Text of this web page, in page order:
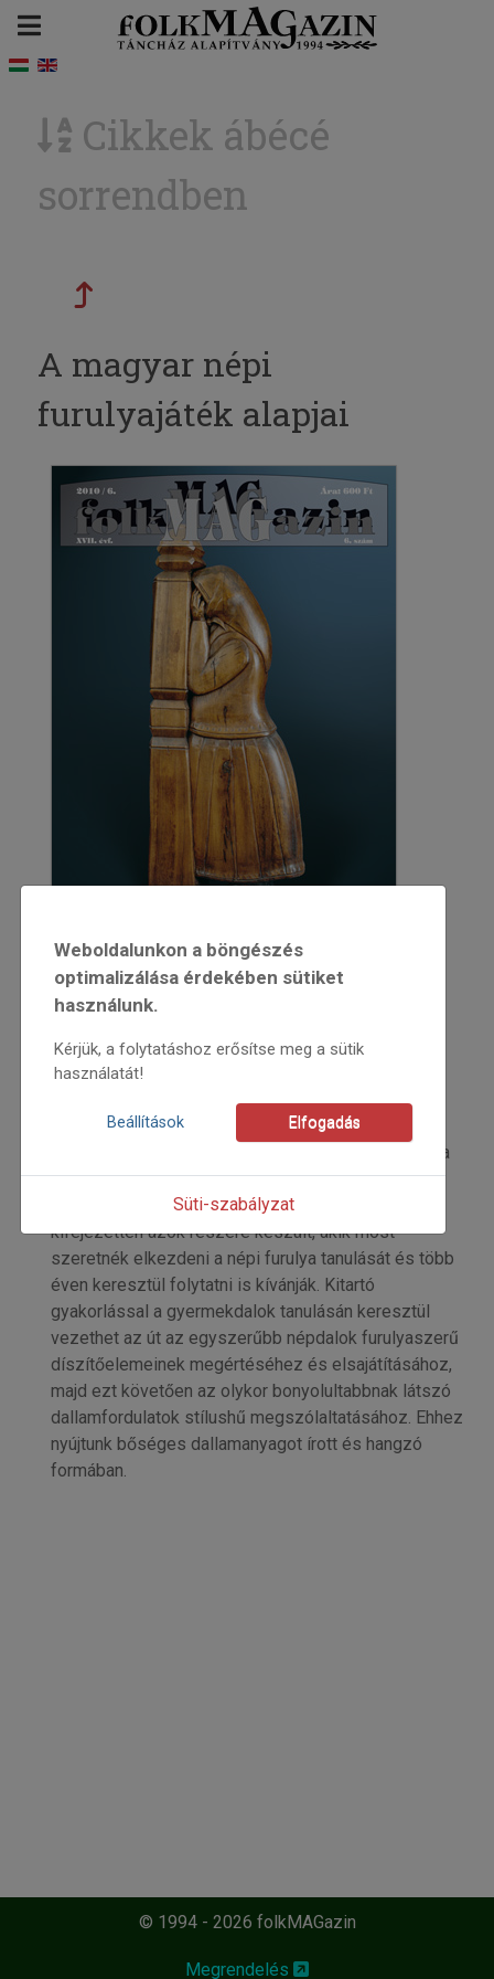
Cikkek ábécé
sorrendben
A magyar népi
furulyajáték alapjai
2010
Balogh Sándor
Kezdőoldal: 45
Napjainkra számos művészeti iskolában tanulható a
népi furulya, amelynek népszerűsége egyre nő. A
„Magyar népi furulyajáték alapjai” című tankönyv
kifejezetten azok részére készült, akik most
szeretnék elkezdeni a népi furulya tanulását és több
éven keresztül folytatni is kívánják. Kitartó
gyakorlással a gyermekdalok tanulásán keresztül
vezethet az út az egyszerűbb népdalok furulyaszerű
díszítőelemeinek megértéséhez és elsajátításához,
majd ezt követően az olykor bonyolultabbnak látszó
dallamfordulatok stílushű megszólaltatásához. Ehhez
nyújtunk bőséges dallamanyagot írott és hangzó
formában.
Weboldalunkon a böngészés
optimalizálása érdekében sütiket
használunk.
Kérjük, a folytatáshoz erősítse meg a sütik
használatát!
Beállítások Elfogadás
Süti-szabályzat
© 1994 - 2026 folkMAGazin
Megrendelés